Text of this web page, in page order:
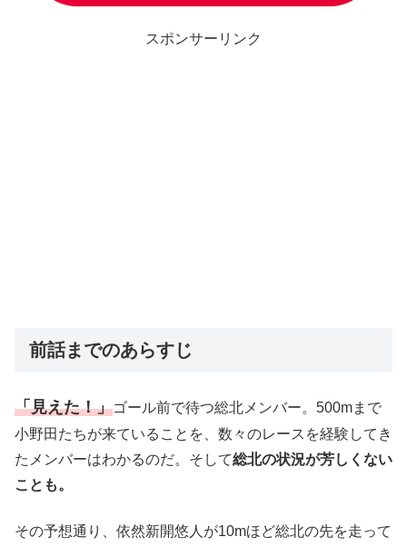
スポンサーリンク
前話までのあらすじ
「見えた！」ゴール前で待つ総北メンバー。500mまで
小野田たちが来ていることを、数々のレースを経験してき
たメンバーはわかるのだ。そして総北の状況が芳しくない
ことも。
その予想通り、依然新開悠人が10mほど総北の先を走って